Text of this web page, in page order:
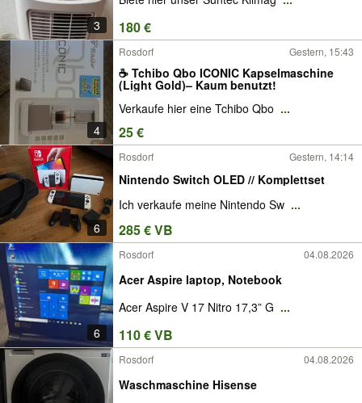
3 180 €
4
Rosdorf Gestern, 15:43
☕ Tchibo Qbo ICONIC Kapselmaschine
(Light Gold)– Kaum benutzt!
Verkaufe hier eine Tchibo Qbo ...
25 €
6
Rosdorf Gestern, 14:14
Nintendo Switch OLED // Komplettset
Ich verkaufe meine Nintendo Sw ...
285 € VB
6
Rosdorf 04.08.2026
Acer Aspire laptop, Notebook
Acer Aspire V 17 Nitro 17,3” G ...
110 € VB
Rosdorf 04.08.2026
Waschmaschine Hisense